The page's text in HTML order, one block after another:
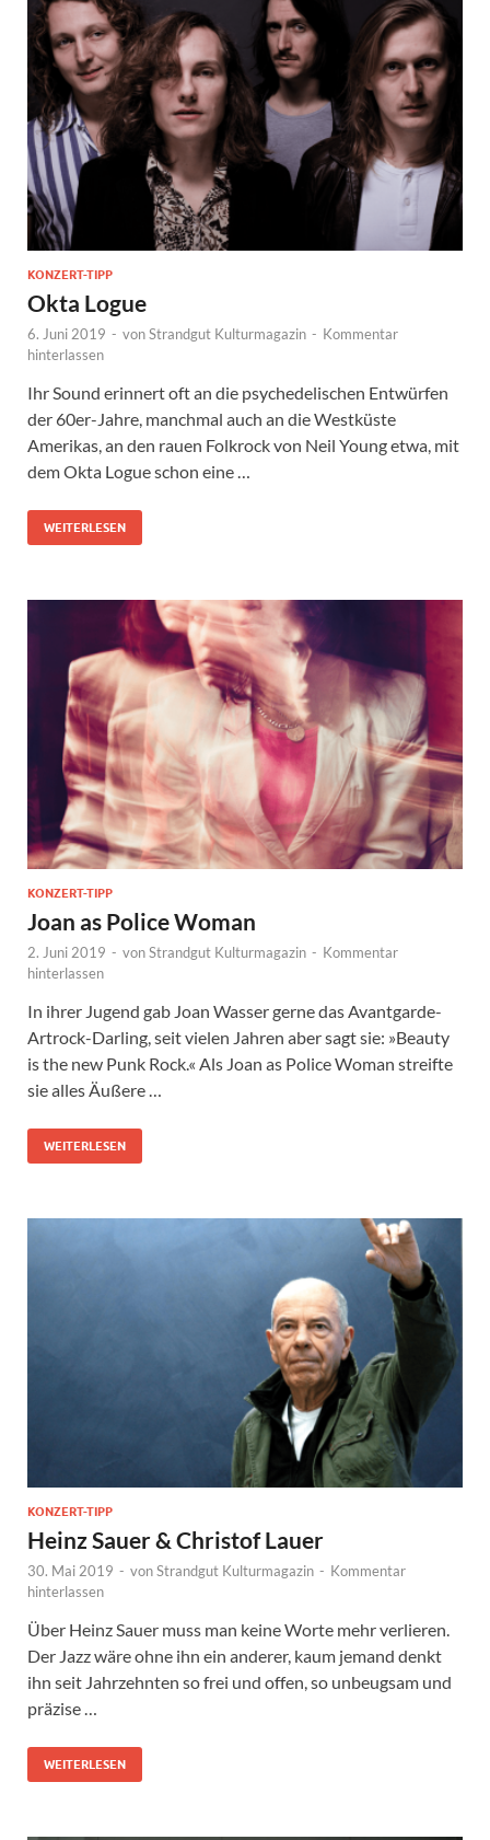
KONZERT-TIPP
Okta Logue
6. Juni 2019 - vonStrandgut Kulturmagazin - Kommentar
hinterlassen
Ihr Sound erinnert oft an die psychedelischen Entwürfen
der 60er-Jahre, manchmal auch an die Westküste
Amerikas, an den rauen Folkrock von Neil Young etwa, mit
dem Okta Logue schon eine …
WEITERLESEN
KONZERT-TIPP
Joan as Police Woman
2. Juni 2019 - vonStrandgut Kulturmagazin - Kommentar
hinterlassen
In ihrer Jugend gab Joan Wasser gerne das Avantgarde-
Artrock-Darling, seit vielen Jahren aber sagt sie: »Beauty
is the new Punk Rock.« Als Joan as Police Woman streifte
sie alles Äußere …
WEITERLESEN
KONZERT-TIPP
Heinz Sauer & Christof Lauer
30. Mai 2019 - vonStrandgut Kulturmagazin - Kommentar
hinterlassen
Über Heinz Sauer muss man keine Worte mehr verlieren.
Der Jazz wäre ohne ihn ein anderer, kaum jemand denkt
ihn seit Jahrzehnten so frei und offen, so unbeugsam und
präzise …
WEITERLESEN